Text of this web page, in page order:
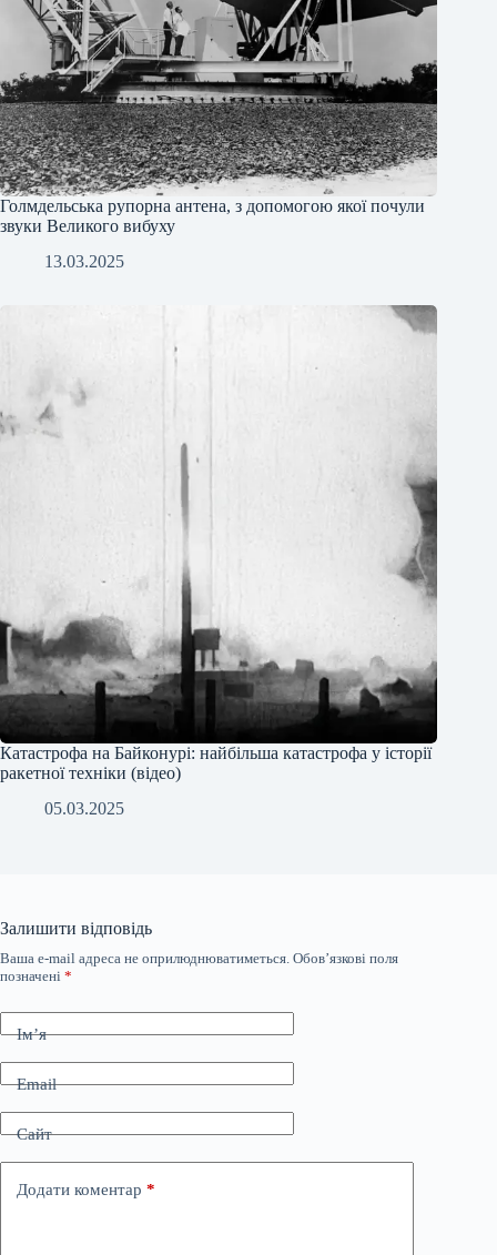
Голмдельська рупорна антена, з допомогою якої почули
звуки Великого вибуху
13.03.2025
Катастрофа на Байконурі: найбільша катастрофа у історії
ракетної техніки (відео)
05.03.2025
Залишити відповідь
Ваша e-mail адреса не оприлюднюватиметься. Обов’язкові поля
позначені *
Ім’я
Email
Сайт
Додати коментар *